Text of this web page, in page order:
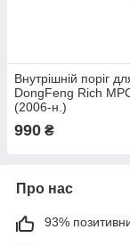
Внутрішній поріг
DongFeng Rich
(2006-н.)
990 ₴
Про нас
93%